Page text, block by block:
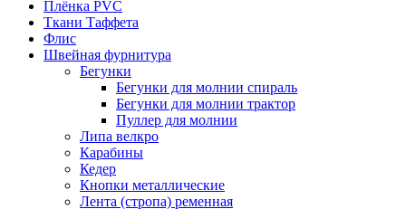
Плёнка PVC
Ткани Таффета
Флис
Швейная фурнитура
Бегунки
Бегунки для молнии спираль
Бегунки для молнии трактор
Пуллер для молнии
Липа велкро
Карабины
Кедер
Кнопки металлические
Лента (стропа) ременная